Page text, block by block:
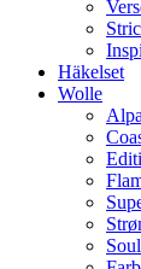
Häkelset
Wolle
Soul